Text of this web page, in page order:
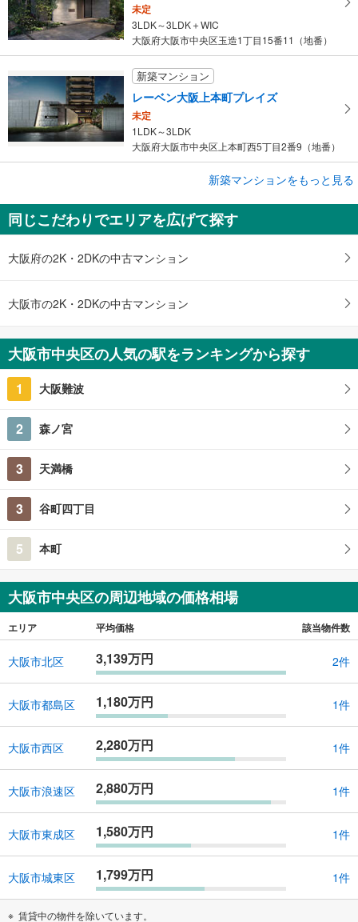
未定
3LDK～3LDK＋WIC
大阪府大阪市中央区玉造1丁目15番11（地番）
新築マンション
レーベン大阪上本町プレイズ
未定
1LDK～3LDK
大阪府大阪市中央区上本町西5丁目2番9（地番）
新築マンション
ザ・パークハウス 心斎橋タワー
未定
1LDK～2LDK
新築マンションをもっと見る
同じこだわりでエリアを広げて探す
大阪府の2K・2DKの中古マンション
大阪市の2K・2DKの中古マンション
大阪市中央区の人気の駅をランキングから探す
1 大阪難波
2 森ノ宮
3 天満橋
3 谷町四丁目
5 本町
大阪市中央区の周辺地域の価格相場
エリア 平均価格 該当物件数
大阪市北区 3,139万円 2件
大阪市都島区 1,180万円 1件
大阪市西区 2,280万円 1件
大阪市浪速区 2,880万円 1件
大阪市東成区 1,580万円 1件
大阪市城東区 1,799万円 1件
賃貸中の物件を除いています。